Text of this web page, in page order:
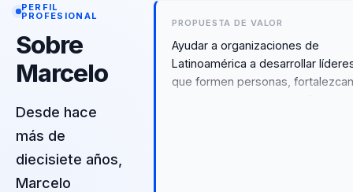
PERFIL
PROFESIONAL
Sobre
Marcelo
Desde hace
más de
diecisiete años,
Marcelo
PROPUESTA DE VALOR
Ayudar a organizaciones de
Latinoamérica a desarrollar
que formen personas,